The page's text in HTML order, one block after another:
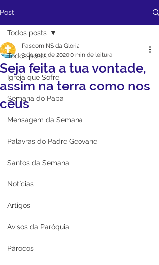
Post
Todos posts
Igreja que Sofre
Semana do Papa
Mensagem da Semana
Palavras do Padre Geovane
Santos da Semana
Notícias
Artigos
Avisos da Paróquia
Párocos
Todos posts
Seja feita a tua vontade,
assim na terra como nos
céus
Pascom NS da Gloria
3 de mar. de 20200 min de leitura